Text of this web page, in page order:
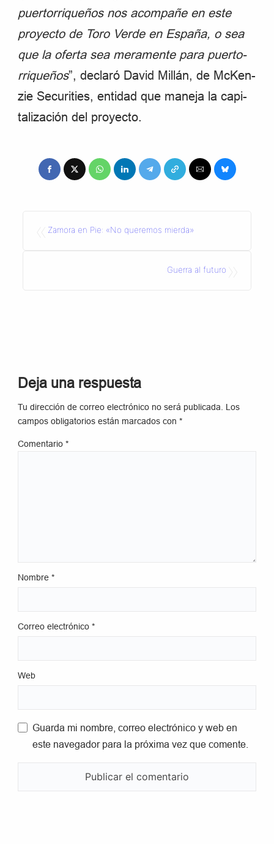
puer­to­rri­que­ños nos acom­pañe en este
pro­yecto de Toro Verde en España, o sea
que la oferta sea mera­mente para puer­to­
rri­que­ños”, declaró David Millán, de McKen­
zie Secu­ri­ties, entidad que maneja la capi­
ta­li­za­ción del pro­yecto.
Zamora en Pie: «No queremos mierda»
Guerra al futuro
Deja una respuesta
Tu dirección de correo electrónico no será publicada. Los
campos obligatorios están marcados con*
Comentario*
Nombre*
Correo electrónico*
Web
Guarda mi nombre, correo electrónico y web en
este navegador para la próxima vez que comente.